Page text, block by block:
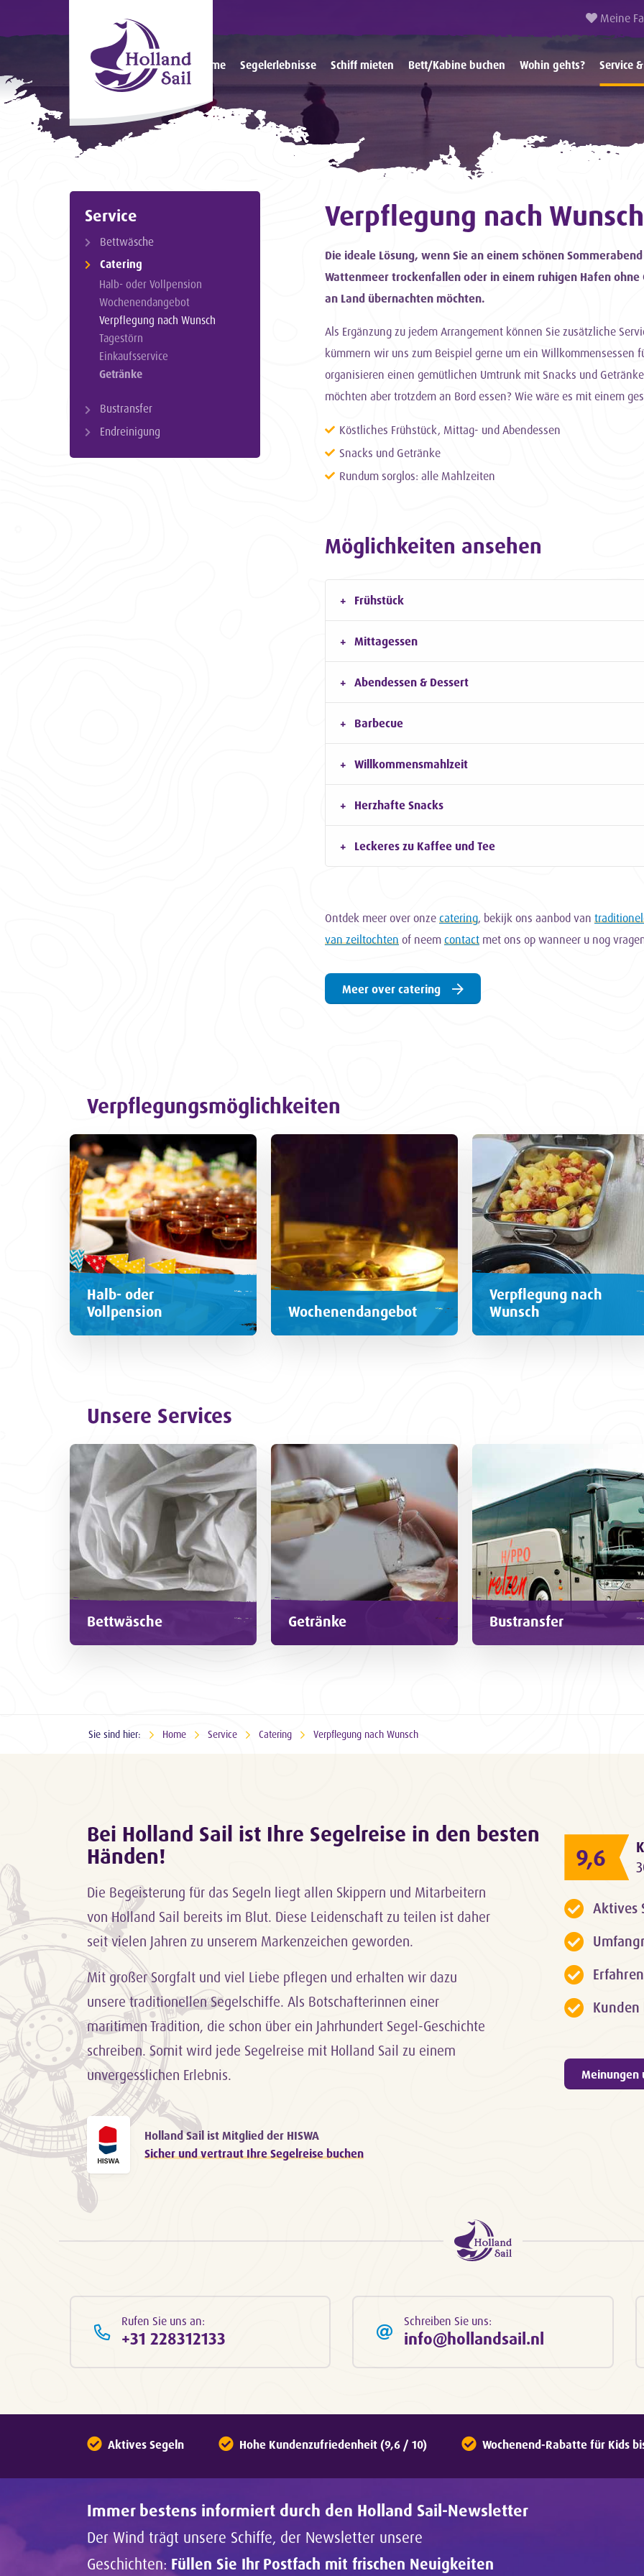
Meine
Home Segelerlebnisse Schiff mieten Bett/Kabine buchen Wohin gehts? Service &
Verpflegung nach Wunsch
Die ideale Lösung, wenn Sie an einem schönen
Wattenmeer trockenfallen oder in einem ruhigen Hafen ohne
an Land übernachten möchten.
Als Ergänzung zu jedem Arrangement können Sie zusätzliche
kümmern wir uns zum Beispiel gerne um ein Willkommensessen
organisieren einen gemütlichen Umtrunk mit Snacks und
möchten aber trotzdem an Bord essen? Wie wäre es mit einem
Köstliches Frühstück, Mittag- und Abendessen
Snacks und Getränke
Rundum sorglos: alle Mahlzeiten
Möglichkeiten ansehen
Frühstück
Mittagessen
Abendessen & Dessert
Barbecue
Willkommensmahlzeit
Herzhafte Snacks
Leckeres zu Kaffee und Tee
Ontdek meer over onze catering, bekijk ons aanbod van
van zeiltochten of neem contact met ons op wanneer u nog
Meer over catering
Service
Bettwäsche
Catering
Halb- oder Vollpension
Wochenendangebot
Verpflegung nach Wunsch
Tagestörn
Einkaufsservice
Getränke
Bustransfer
Endreinigung
Verpflegungs­möglichkeiten
Halb- oder
Vollpension
Wochenendangebot
Verpflegung nach
Wunsch
Unsere Services
Bettwäsche Getränke Bustransfer
Sie sind hier: Home Service Catering Verpflegung nach Wunsch
Bei Holland Sail ist Ihre Segelreise in den besten
Händen!
Die Begeisterung für das Segeln liegt allen Skippern und Mitarbeitern
von Holland Sail bereits im Blut. Diese Leidenschaft zu teilen ist daher
seit vielen Jahren zu unserem Markenzeichen geworden.
Mit großer Sorgfalt und viel Liebe pflegen und erhalten wir dazu
unsere traditionellen Segelschiffe. Als Botschafterinnen einer
maritimen Tradition, die schon über ein Jahrhundert Segel-Geschichte
schreiben. Somit wird jede Segelreise mit Holland Sail zu einem
unvergesslichen Erlebnis.
Holland Sail ist Mitglied der HISWA
Sicher und vertraut Ihre Segelreise buchen
9,6
Aktives
Meinungen
Rufen Sie uns an:
+31 228312133
Schreiben Sie uns:
info@hollandsail.nl
Aktives Segeln Hohe Kundenzufriedenheit (9,6 / 10) Wochenend-Rabatte für Kids
Immer bestens informiert durch den Holland Sail-Newsletter
Der Wind trägt unsere Schiffe, der Newsletter unsere
Geschichten: Füllen Sie Ihr Postfach mit frischen Neuigkeiten